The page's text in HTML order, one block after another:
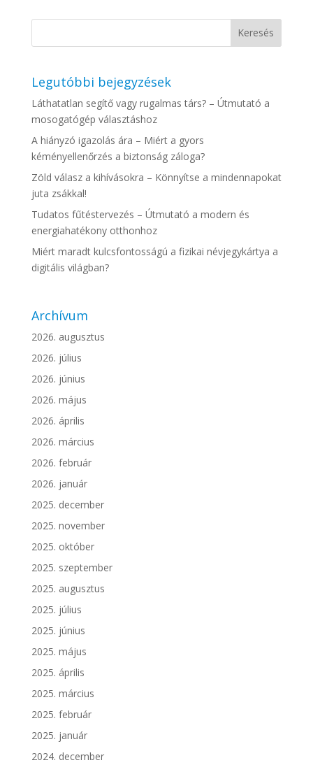
Legutóbbi bejegyzések
Láthatatlan segítő vagy rugalmas társ? – Útmutató a
mosogatógép választáshoz
A hiányzó igazolás ára – Miért a gyors
kéményellenőrzés a biztonság záloga?
Zöld válasz a kihívásokra – Könnyítse a mindennapokat
juta zsákkal!
Tudatos fűtéstervezés – Útmutató a modern és
energiahatékony otthonhoz
Miért maradt kulcsfontosságú a fizikai névjegykártya a
digitális világban?
Archívum
2026. augusztus
2026. július
2026. június
2026. május
2026. április
2026. március
2026. február
2026. január
2025. december
2025. november
2025. október
2025. szeptember
2025. augusztus
2025. július
2025. június
2025. május
2025. április
2025. március
2025. február
2025. január
2024. december